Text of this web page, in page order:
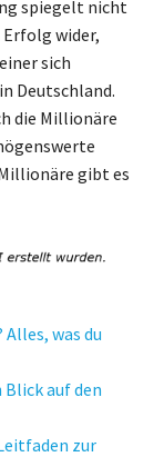
spiegelt nicht
wider,
sich
Deutschland.
die Millionäre
gibt es
was du
auf den
zur